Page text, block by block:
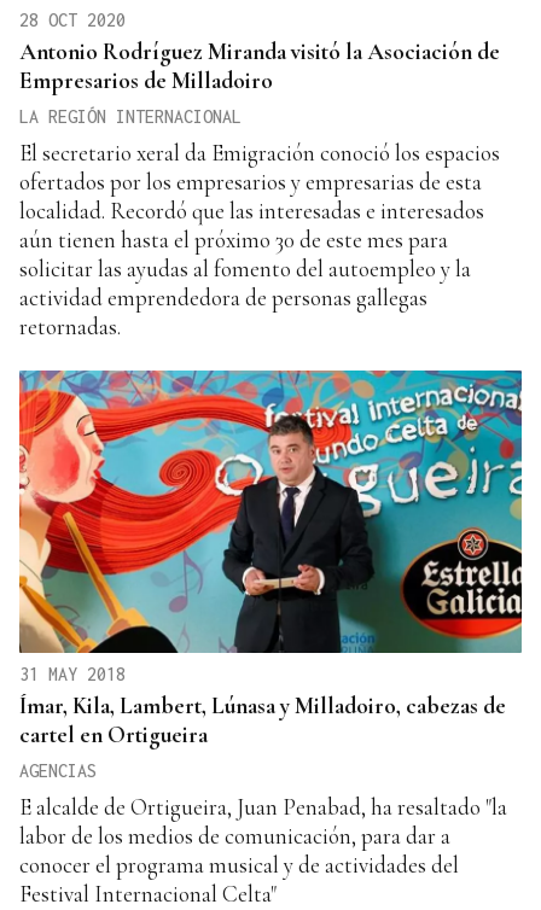
28 OCT 2020
Antonio Rodríguez Miranda visitó la Asociación de
Empresarios de Milladoiro
LA REGIÓN INTERNACIONAL
El secretario xeral da Emigración conoció los espacios
ofertados por los empresarios y empresarias de esta
localidad. Recordó que las interesadas e interesados
aún tienen hasta el próximo 30 de este mes para
solicitar las ayudas al fomento del autoempleo y la
actividad emprendedora de personas gallegas
retornadas.
31 MAY 2018
Ímar, Kila, Lambert, Lúnasa y Milladoiro, cabezas de
cartel en Ortigueira
AGENCIAS
E alcalde de Ortigueira, Juan Penabad, ha resaltado "la
labor de los medios de comunicación, para dar a
conocer el programa musical y de actividades del
Festival Internacional Celta"